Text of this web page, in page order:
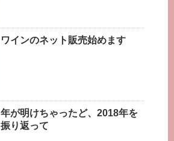
ワインのネット販売始めます
年が明けちゃったど、2018年を
振り返って